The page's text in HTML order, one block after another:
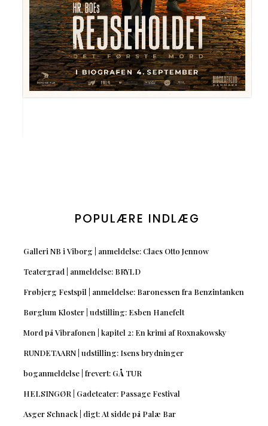
POPULÆRE INDLÆG
Galleri NB i Viborg | anmeldelse: Claes Otto Jennow
Teatergrad | anmeldelse: BRYLD
Frøbjerg Festspil | anmeldelse: Baronessen fra Benzintanken
Børglum Kloster | udstilling: Esben Hanefelt
Mord på Vibrafonen | kapitel 2: En krimi af Roxnakowsky
RUNDETAARN | udstilling: Isens brydninger
boganmeldelse | frevert: GÅ TUR
HELSINGØR | Gadeteater: Passage Festival
Asger Schnack | digt: At sidde på Palæ Bar